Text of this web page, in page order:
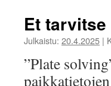
Et
Julkaistu: 20.4.2025 |
”Plate